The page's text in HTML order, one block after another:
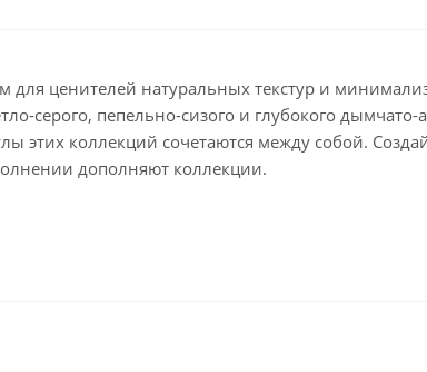
для ценителей натуральных текстур и
серого, пепельно-сизого и глубокого
этих коллекций сочетаются между собой.
дополняют коллекции.